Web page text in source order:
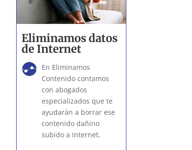
Eliminamos datos
de Internet
En Eliminamos
Contenido contamos
con abogados
especializados que te
ayudarán a borrar ese
contenido dañino
subido a Internet.